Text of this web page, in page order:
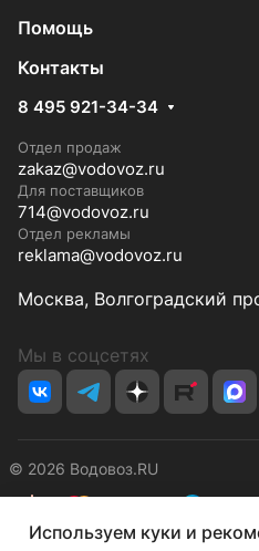
Помощь
Контакты
8 495 921-34-34
Отдел продаж
zakaz@vodovoz.ru
Для поставщиков
714@vodovoz.ru
Отдел рекламы
reklama@vodovoz.ru
Москва, Волгоградский
Мы в соцсетях
© 2026 Водовоз.RU
КонфиденциальностьОферта
Используем куки и